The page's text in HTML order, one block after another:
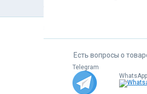
В корзину
Есть вопросы о
Telegram
WhatsApp